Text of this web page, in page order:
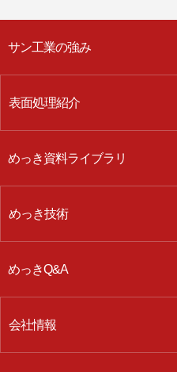
サン工業の強み
表面処理紹介
めっき資料ライブラリ
めっき技術
めっきQ&A
会社情報